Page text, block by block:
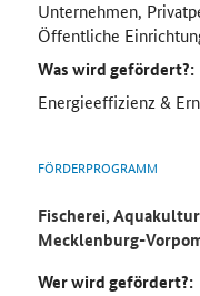
Unternehmen,
Öffentliche
Was wird gefördert?:
Energieeffizienz &
FÖRDERPROGRAMM
Fischerei,
Mecklenburg-
Wer wird gefördert?: